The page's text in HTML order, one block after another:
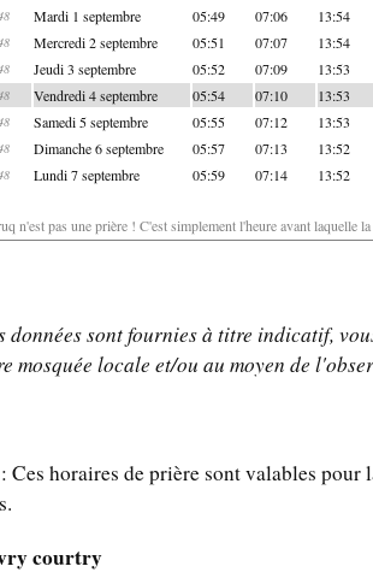
Mardi 1 septembre 05:49 07:06 13:54
Mercredi 2 septembre 05:51 07:07 13:54
Jeudi 3 septembre 05:52 07:09 13:53
Vendredi 4 septembre 05:54 07:10 13:53
Samedi 5 septembre 05:55 07:12 13:53
Dimanche 6 septembre 05:57 07:13 13:52
Lundi 7 septembre 05:59 07:14 13:52
n'est pas une prière ! C'est simplement l'heure avant laquelle
données sont fournies à titre indicatif,
mosquée locale et/ou au moyen de
Ces horaires de prière sont valables
courtry